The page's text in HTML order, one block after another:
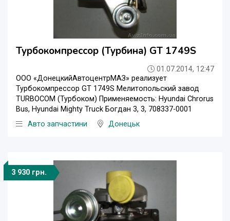
Турбокомпрессор (Турбина) GT 1749S
01.07.2014, 12:47
ООО «ДонецкийАвтоцентрМАЗ» реализует
Турбокомпрессор GT 1749S Мелитопольский завод
TURBOCOM (Турбоком) Применяемость: Hyundai Chrorus
Bus, Hyundai Mighty Truck Богдан 3, 3, 708337-0001
Авто запчастини
Донецьк
3 930 грн.